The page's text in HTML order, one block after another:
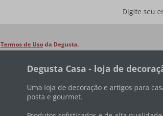
Termos de Usoda Degusta.
Degusta Casa - loja de
Uma loja de decoração e artigos para
posta e gourmet.